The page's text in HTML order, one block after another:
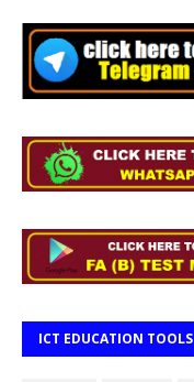
ICT EDUCATION TOOLS